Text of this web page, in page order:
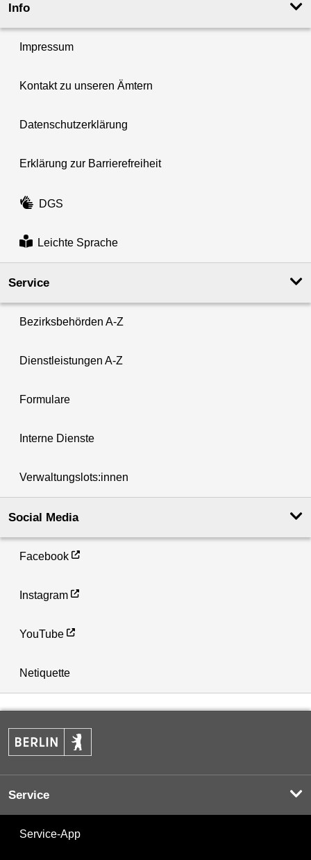
Info
Impressum
Kontakt zu unseren Ämtern
Datenschutzerklärung
Erklärung zur Barrierefreiheit
DGS
Leichte Sprache
Service
Bezirksbehörden A-Z
Dienstleistungen A-Z
Formulare
Interne Dienste
Verwaltungslots:innen
Social Media
Facebook
Instagram
YouTube
Netiquette
Service
Service-App